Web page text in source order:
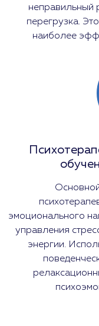
неправильный
перегрузка.
наиболее
эмоционального
управления
энергии.